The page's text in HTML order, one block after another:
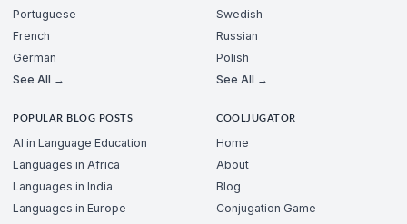
Portuguese
French
German
See All →
Swedish
Russian
Polish
See All →
POPULAR BLOG POSTS
AI in Language Education
Languages in Africa
Languages in India
Languages in Europe
COOLJUGATOR
Home
About
Blog
Conjugation Game